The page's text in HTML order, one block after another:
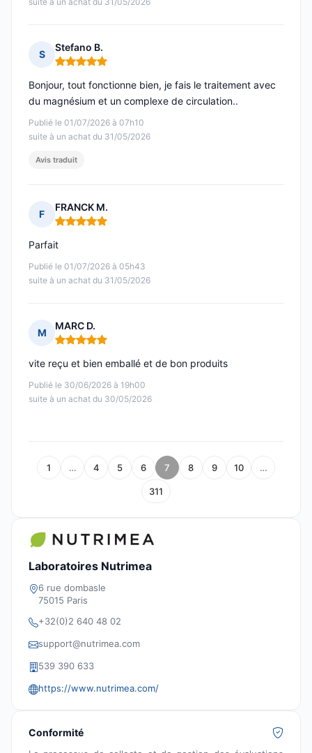
S
Stefano B.
Note : 5 sur 5
Publié le 01/07/2026 à 07h10
suite à un achat du 31/05/2026
Bonjour, tout fonctionne bien, je fais le traitement avec
du magnésium et un complexe de circulation..
Avis traduit
F
FRANCK M.
Note : 5 sur 5
Publié le 01/07/2026 à 05h43
suite à un achat du 31/05/2026
Parfait
M
MARC D.
Note : 5 sur 5
Publié le 30/06/2026 à 19h00
suite à un achat du 30/05/2026
vite reçu et bien emballé et de bon produits
1 … 4 5 6 7 8 9 10 …
311
Laboratoires Nutrimea
6 rue dombasle
75015 Paris
+32(0)2 640 48 02
support@nutrimea.com
539 390 633
https://www.nutrimea.com/
Conformité